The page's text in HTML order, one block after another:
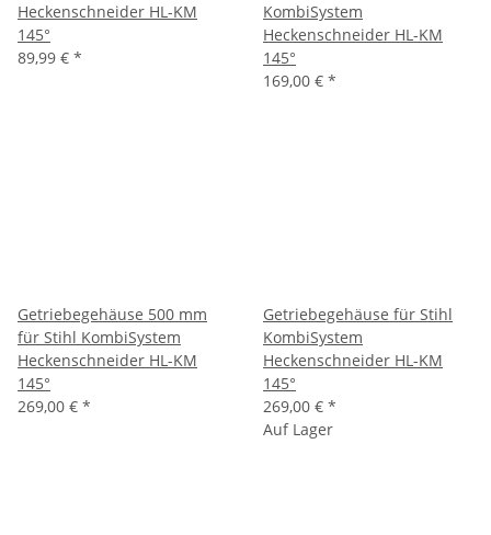
Heckenschneider HL-KM
145°
89,99 € *
KombiSystem
Heckenschneider HL-KM
145°
169,00 € *
Getriebegehäuse 500 mm
für Stihl KombiSystem
Heckenschneider HL-KM
145°
269,00 € *
Getriebegehäuse für Stihl
KombiSystem
Heckenschneider HL-KM
145°
269,00 € *
Auf Lager